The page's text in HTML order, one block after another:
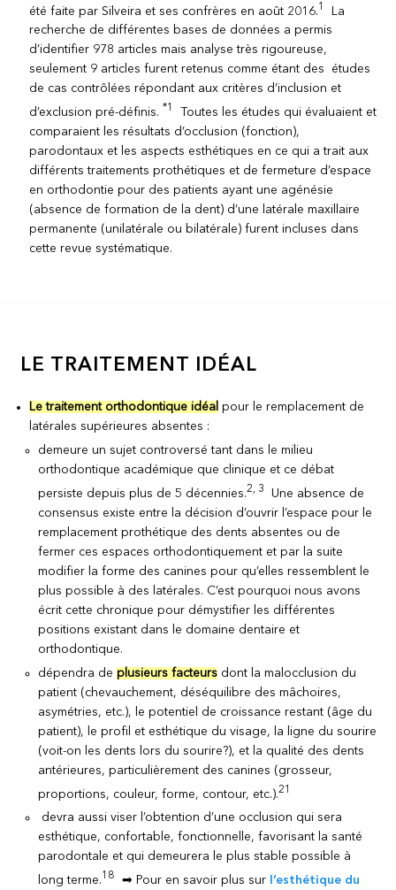
été faite par Silveira et ses confrères en août 2016.1
La
recherche de différentes bases de données a permis
d’identifier 978 articles mais analyse très rigoureuse,
seulement 9 articles furent retenus comme étant des études
de cas contrôlées répondant aux critères d’inclusion et
d’exclusion pré-définis. *1
Toutes les études qui évaluaient et
comparaient les résultats d’occlusion (fonction),
parodontaux et les aspects esthétiques en ce qui a trait aux
différents traitements prothétiques et de fermeture d’espace
en orthodontie pour des patients ayant une agénésie
(absence de formation de la dent) d’une latérale maxillaire
permanente (unilatérale ou bilatérale) furent incluses dans
cette revue systématique.
LE TRAITEMENT IDÉAL
Le traitement orthodontique idéal pour le remplacement de
latérales supérieures absentes :
demeure un sujet controversé tant dans le milieu
orthodontique académique que clinique et ce débat
persiste depuis plus de 5 décennies.2, 3
Une absence de
consensus existe entre la décision d’ouvrir l’espace pour le
remplacement prothétique des dents absentes ou de
fermer ces espaces orthodontiquement et par la suite
modifier la forme des canines pour qu’elles ressemblent le
plus possible à des latérales. C’est pourquoi nous avons
écrit cette chronique pour démystifier les différentes
positions existant dans le domaine dentaire et
orthodontique.
dépendra deplusieurs facteurs dont la malocclusion du
patient (chevauchement, déséquilibre des mâchoires,
asymétries, etc.), le potentiel de croissance restant (âge du
patient), le profil et esthétique du visage, la ligne du sourire
(voit-on les dents lors du sourire?), et la qualité des dents
antérieures, particulièrement des canines (grosseur,
proportions, couleur, forme, contour, etc.).21
devra aussi viser l’obtention d’une occlusion qui sera
esthétique, confortable, fonctionnelle, favorisant la santé
parodontale et qui demeurera le plus stable possible à
long terme.18 ➡ Pour en savoir plus sur l’esthétique du